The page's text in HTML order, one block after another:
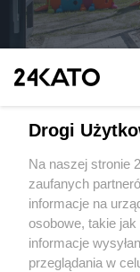
bloku TBS na
3 / 16
Wydawca mediów
Drogi
Na naszej stronie
zaufanych
informacje na
osobowe, takie
informacje
przeglądania w